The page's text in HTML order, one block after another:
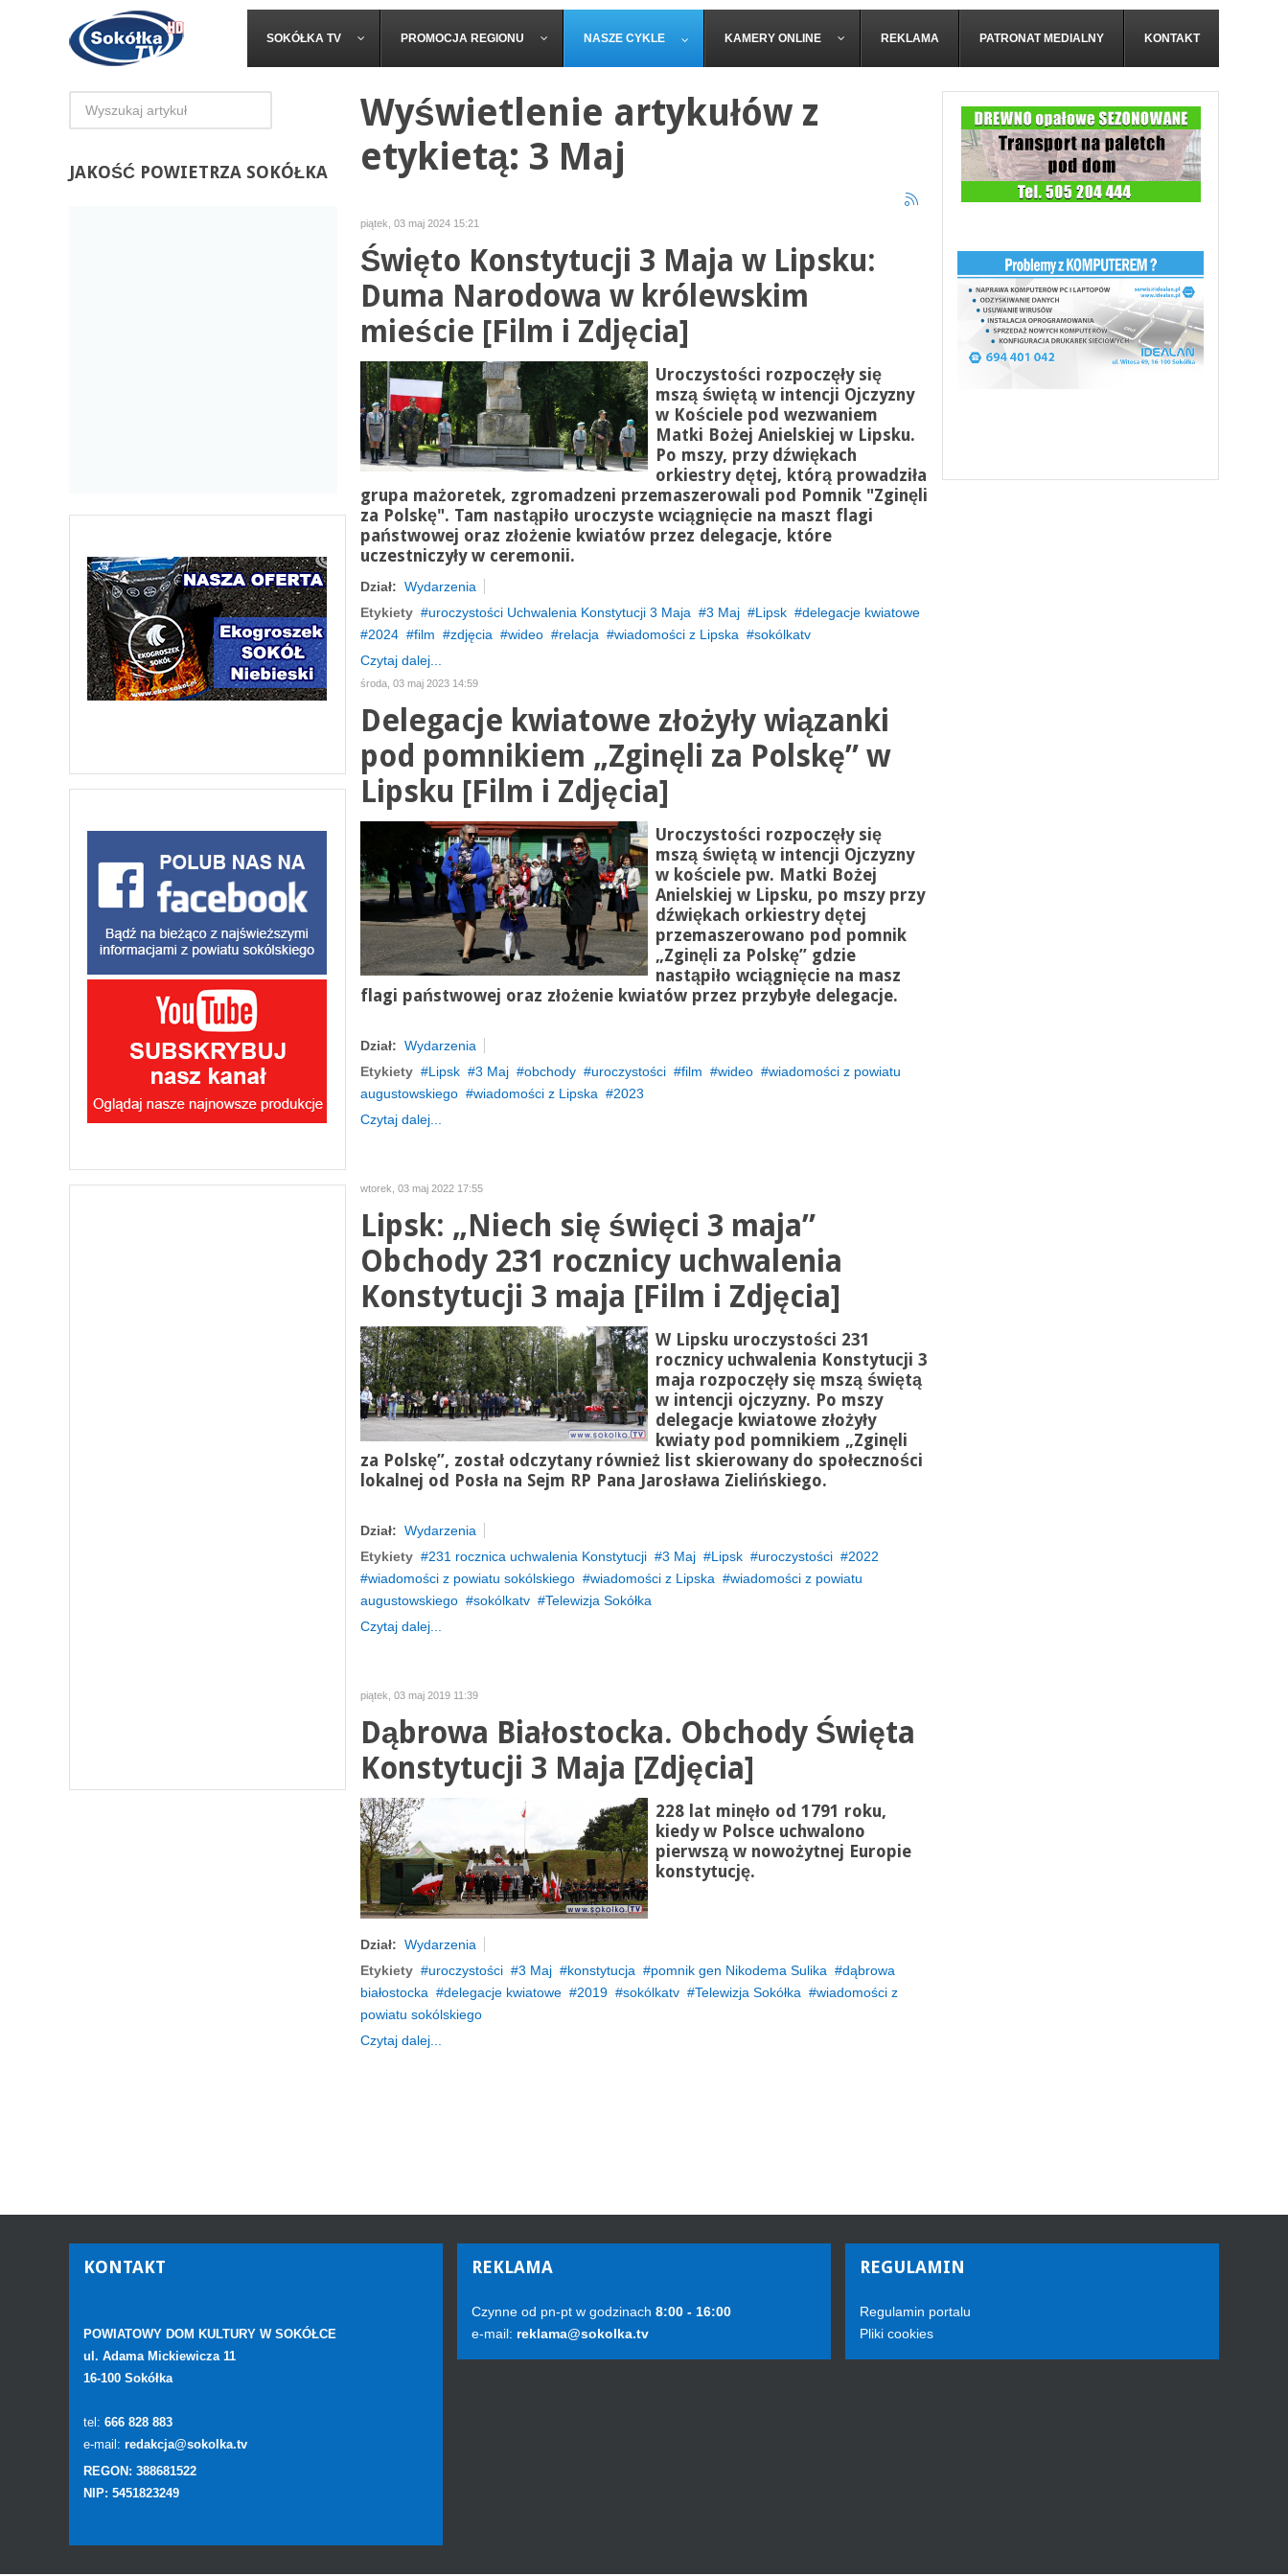
SOKÓŁKA TV PROMOCJA REGIONU NASZE CYKLE KAMERY ONLINE REKLAMA PATRONAT MEDIALNY KONTAKT
Wyświetlenie artykułów z
etykietą: 3 Maj
piątek, 03 maj 2024 15:21
Święto Konstytucji 3 Maja w Lipsku:
Duma Narodowa w królewskim
mieście [Film i Zdjęcia]
Uroczystości rozpoczęły się
mszą świętą w intencji Ojczyzny
w Kościele pod wezwaniem
Matki Bożej Anielskiej w Lipsku.
Po mszy, przy dźwiękach
orkiestry dętej, którą prowadziła
grupa mażoretek, zgromadzeni przemaszerowali pod Pomnik "Zginęli
za Polskę". Tam nastąpiło uroczyste wciągnięcie na maszt flagi
państwowej oraz złożenie kwiatów przez delegacje, które
uczestniczyły w ceremonii.
Dział: Wydarzenia
Etykiety
uroczystości Uchwalenia Konstytucji 3 Maja 3 Maj Lipsk
delegacje kwiatowe
2024
film zdjęcia wideo relacja wiadomości z Lipska
sokólkatv
Czytaj dalej...
środa, 03 maj 2023 14:59
Delegacje kwiatowe złożyły wiązanki
pod pomnikiem „Zginęli za Polskę” w
Lipsku [Film i Zdjęcia]
Uroczystości rozpoczęły się
mszą świętą w intencji Ojczyzny
w kościele pw. Matki Bożej
Anielskiej w Lipsku, po mszy przy
dźwiękach orkiestry dętej
przemaszerowano pod pomnik
„Zginęli za Polskę” gdzie
nastąpiło wciągnięcie na masz
flagi państwowej oraz złożenie kwiatów przez przybyłe delegacje.
Dział: Wydarzenia
Etykiety
Lipsk 3 Maj obchody uroczystości film wideo
wiadomości z powiatu
augustowskiego
wiadomości z Lipska
2023
Czytaj dalej...
wtorek, 03 maj 2022 17:55
Lipsk: „Niech się święci 3 maja”
Obchody 231 rocznicy uchwalenia
Konstytucji 3 maja [Film i Zdjęcia]
W Lipsku uroczystości 231
rocznicy uchwalenia Konstytucji 3
maja rozpoczęły się mszą świętą
w intencji ojczyzny. Po mszy
delegacje kwiatowe złożyły
kwiaty pod pomnikiem „Zginęli
za Polskę”, został odczytany również list skierowany do społeczności
lokalnej od Posła na Sejm RP Pana Jarosława Zielińskiego.
Dział: Wydarzenia
Etykiety
231 rocznica uchwalenia Konstytucji 3 Maj Lipsk uroczystości
2022
wiadomości z powiatu sokólskiego
wiadomości z Lipska
wiadomości z powiatu
augustowskiego
sokólkatv
Telewizja Sokółka
Czytaj dalej...
piątek, 03 maj 2019 11:39
Dąbrowa Białostocka. Obchody Święta
Konstytucji 3 Maja [Zdjęcia]
228 lat minęło od 1791 roku,
kiedy w Polsce uchwalono
pierwszą w nowożytnej Europie
konstytucję.
Dział: Wydarzenia
Etykiety
uroczystości 3 Maj konstytucja pomnik gen Nikodema Sulika
dąbrowa
białostocka
delegacje kwiatowe 2019 sokólkatv Telewizja Sokółka
wiadomości z
powiatu sokólskiego
Czytaj dalej...
JAKOŚĆ POWIETRZA SOKÓŁKA
KONTAKT
POWIATOWY DOM KULTURY W SOKÓŁCE
ul. Adama Mickiewicza 11
16-100 Sokółka
tel: 666 828 883
e-mail: redakcja@sokolka.tv
REGON: 388681522
NIP: 5451823249
REKLAMA
Czynne od pn-pt w godzinach 8:00 - 16:00
e-mail: reklama@sokolka.tv
REGULAMIN
Regulamin portalu
Pliki cookies